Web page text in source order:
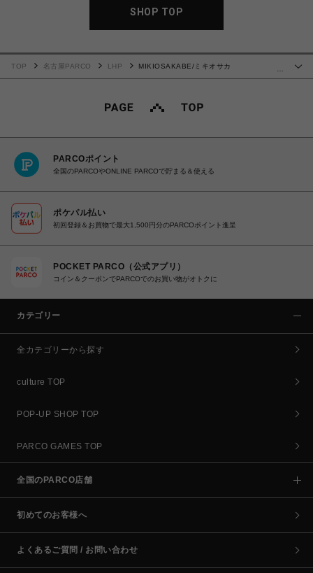
SHOP TOP
…
TOP 名古屋PARCO LHP
MIKIOSAKABE/ミキオサカ
PARCOポイント
全国のPARCOやONLINE PARCOで貯まる＆使える
ポケパル払い
初回登録＆お買物で最大1,500円分のPARCOポイント進呈
POCKET PARCO（公式アプリ）
コイン＆クーポンでPARCOでのお買い物がオトクに
カテゴリー
全カテゴリーから探す
culture TOP
POP-UP SHOP TOP
PARCO GAMES TOP
全国のPARCO店舗
初めてのお客様へ
よくあるご質問 / お問い合わせ